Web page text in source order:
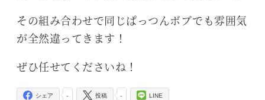
その組み合わせで同じぱっつんボブでも雰囲気
が全然違ってきます！
ぜひ任せてくださいね！
-
シェア -
投稿 LINE